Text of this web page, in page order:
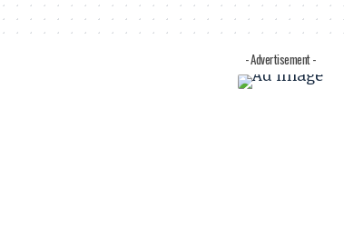
- Advertisement -